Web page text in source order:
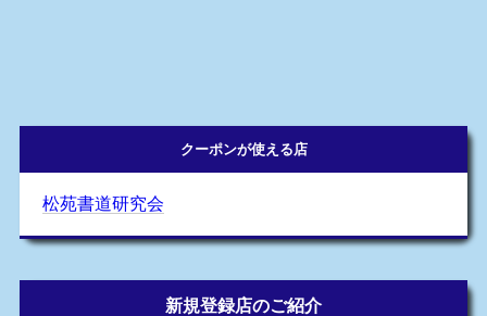
クーポンが使える店
松苑書道研究会
新規登録店のご紹介